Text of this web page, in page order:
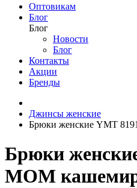
Оптовикам
Блог
Блог
Новости
Блог
Контакты
Акции
Бренды
Джинсы женские
Брюки женские YMT
Брюки
МОМ